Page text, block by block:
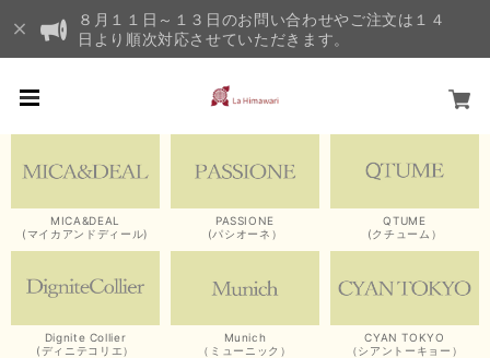
８月１１日～１３日のお問い合わせやご注文は１４
日より順次対応させていただきます。
MICA&DEAL
(マイカアンドディール)
PASSIONE
(パシオーネ）
QTUME
(クチューム）
Dignite Collier
(ディニテコリエ）
Munich
（ミューニック）
CYAN TOKYO
（シアントーキョー）